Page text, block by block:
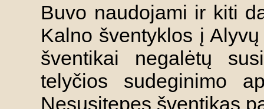
Buvo naudojami ir kiti
Kalno šventyklos į
šventikai negalėtų
telyčios sudeginimo
Nesusitepęs šventikas